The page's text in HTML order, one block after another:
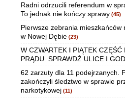
Radni odrzucili referendum w
To jednak nie kończy sprawy (45)
Pierwsze zebrania mieszkańców
w Nowej Dębie (23)
W CZWARTEK I PIĄTEK CZĘŚĆ
PRĄDU. SPRAWDŹ ULICE I
62 zarzuty dla 11 podejrzanych.
zakończyli śledztwo w sprawie
narkotykowej (11)